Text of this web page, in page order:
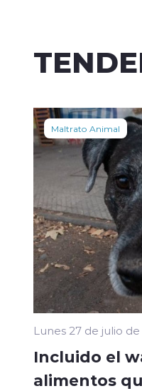
Maltrato Animal
Lunes 27 de julio
Incluido el
alimentos